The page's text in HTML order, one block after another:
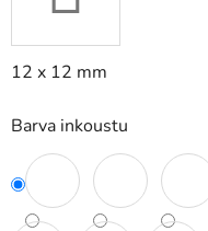
12 x 12 mm
Barva inkoustu